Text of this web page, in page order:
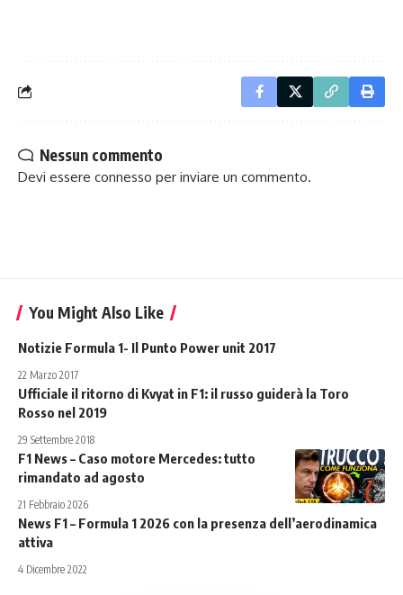
Nessun commento
Devi essere connesso per inviare un commento.
You Might Also Like
Notizie Formula 1- Il Punto Power unit 2017
22 Marzo 2017
Ufficiale il ritorno di Kvyat in F1: il russo guiderà la Toro
Rosso nel 2019
29 Settembre 2018
F1 News – Caso motore Mercedes: tutto
rimandato ad agosto
21 Febbraio 2026
News F1 – Formula 1 2026 con la presenza dell’aerodinamica
attiva
4 Dicembre 2022